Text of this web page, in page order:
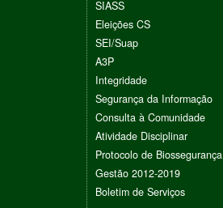
SIASS
Eleições CS
SEI/Suap
A3P
Integridade
Segurança da Informação
Consulta à Comunidade
Atividade Disciplinar
Protocolo de Biossegurança
Gestão 2012-2019
Boletim de Serviços